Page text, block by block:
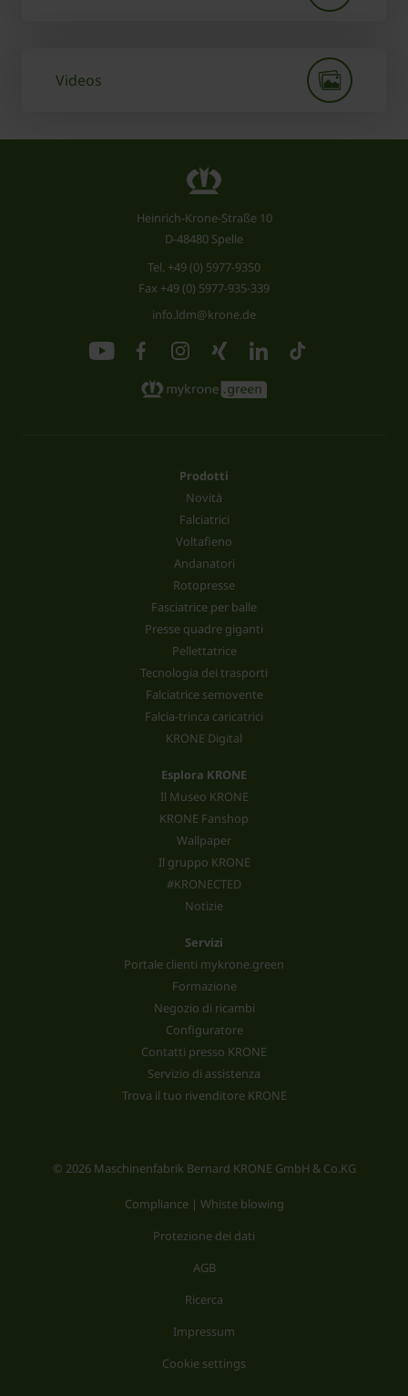
Videos
Heinrich-Krone-Straße 10
D-48480 Spelle
Tel. +49 (0) 5977-9350
Fax +49 (0) 5977-935-339
info.ldm@krone.de
Prodotti
Novità
Falciatrici
Voltafieno
Andanatori
Rotopresse
Fasciatrice per balle
Presse quadre giganti
Pellettatrice
Tecnologia dei trasporti
Falciatrice semovente
Falcia-trinca caricatrici
KRONE Digital
Esplora KRONE
Il Museo KRONE
KRONE Fanshop
Wallpaper
Il gruppo KRONE
#KRONECTED
Notizie
Servizi
Portale clienti mykrone.green
Formazione
Negozio di ricambi
Configuratore
Contatti presso KRONE
Servizio di assistenza
Trova il tuo rivenditore KRONE
© 2026 Maschinenfabrik Bernard KRONE GmbH & Co.KG
Compliance | Whiste blowing
Protezione dei dati
AGB
Ricerca
Impressum
Cookie settings